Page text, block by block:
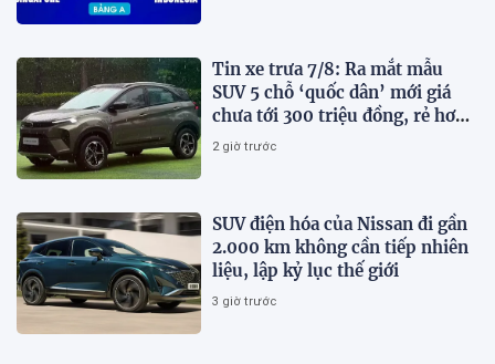
Tin xe trưa 7/8: Ra mắt mẫu
SUV 5 chỗ ‘quốc dân’ mới giá
chưa tới 300 triệu đồng, rẻ hơn
Kia Morning và Hyundai Grand
2 giờ trước
SUV điện hóa của Nissan đi gần
2.000 km không cần tiếp nhiên
liệu, lập kỷ lục thế giới
3 giờ trước